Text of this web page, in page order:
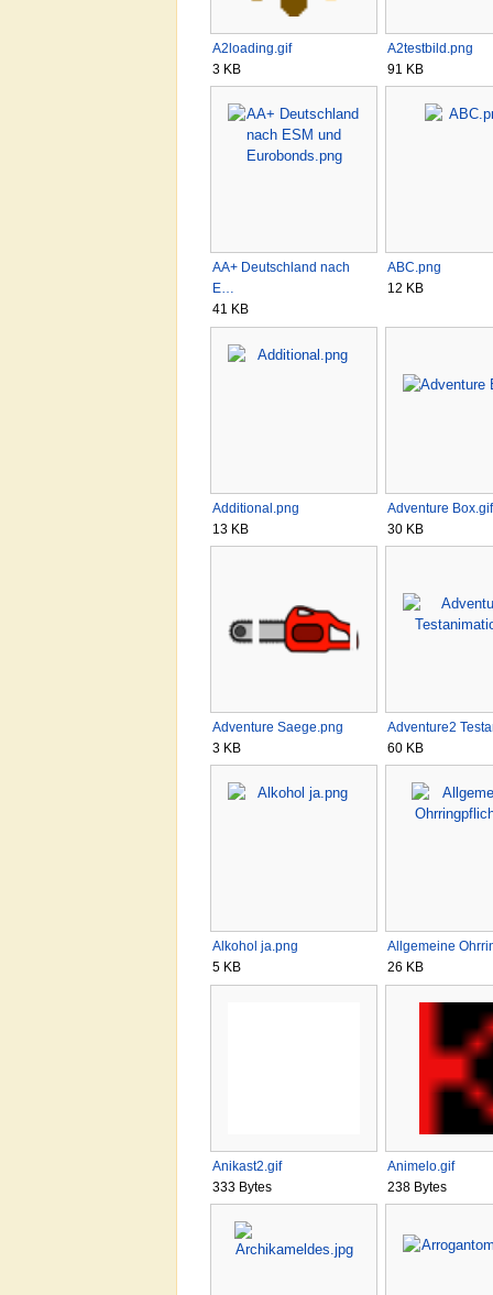
A2loading.gif
3 KB
A2testbild.png
91 KB
AA+ Deutschland nach
E…
41 KB
ABC.png
12 KB
Additional.png
13 KB
Adventure Box.gif
30 KB
Adventure Saege.png
3 KB
Adventure2
60 KB
Alkohol ja.png
5 KB
Allgemeine
26 KB
Anikast2.gif
333 Bytes
Animelo.gif
238 Bytes